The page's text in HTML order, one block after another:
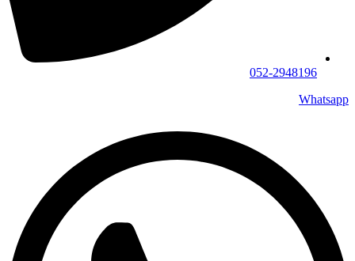
052-2948196
Whatsapp